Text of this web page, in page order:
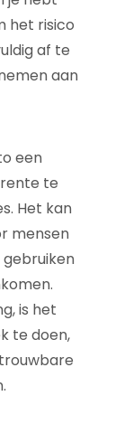
het risico
af te
aan
een
te
Het kan
mensen
is het
te doen,